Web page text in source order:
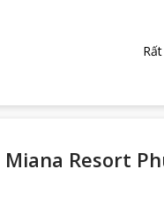
Miana Resort